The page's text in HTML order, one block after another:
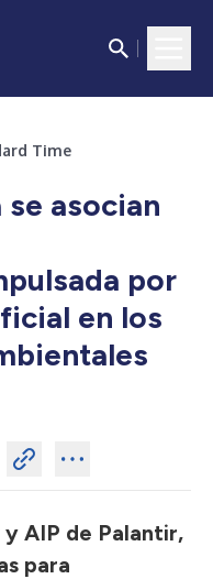
Time
asocian
por
en los
AIP de Palantir,
para